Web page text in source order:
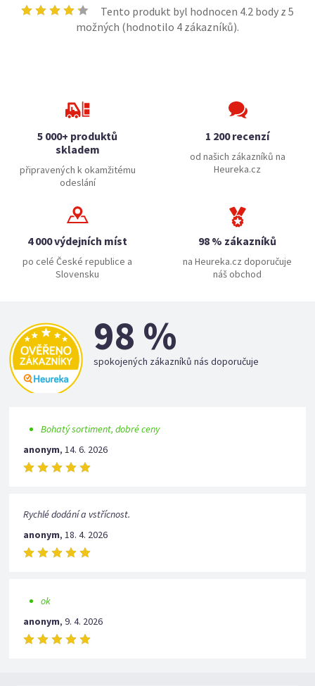
Tento produkt byl hodnocen 4.2body z 5
možných (hodnotilo 4zákazníků).
5 000+ produktů
skladem
připravených k okamžitému
odeslání
1 200 recenzí
od našich zákazníků na
Heureka.cz
4 000 výdejních míst
po celé České republice a
Slovensku
98 % zákazníků
na Heureka.cz doporučuje
náš obchod
98 %
spokojených zákazníků nás doporučuje
Bohatý sortiment, dobré ceny
anonym,14. 6. 2026
Rychlé dodání a vstřícnost.
anonym,18. 4. 2026
ok
anonym,9. 4. 2026